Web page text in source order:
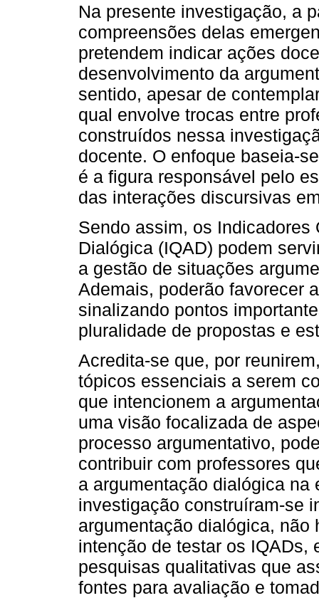
Na presente investigação, a
compreensões delas
pretendem indicar ações
desenvolvimento da
sentido, apesar de
qual envolve trocas entre
construídos nessa
docente. O enfoque baseia-
é a figura responsável pelo
das interações discursivas
Sendo assim, os
Dialógica (IQAD) podem
a gestão de situações
Ademais, poderão favorecer
sinalizando pontos
pluralidade de propostas e
Acredita-se que, por
tópicos essenciais a serem
que intencionem a
uma visão focalizada de
processo argumentativo,
contribuir com professores
a argumentação dialógica
investigação construíram-se
argumentação dialógica,
intenção de testar os IQADs,
pesquisas qualitativas que
fontes para avaliação e